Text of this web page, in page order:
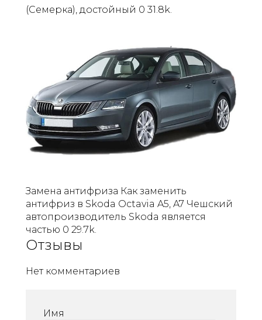
(Семерка), достойный 0 31.8k.
Замена антифриза Как заменить
антифриз в Skoda Octavia A5, A7 Чешский
автопроизводитель Skoda является
частью 0 29.7k.
Отзывы
Нет комментариев
Имя